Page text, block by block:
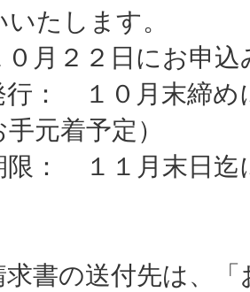
たします。
０月２２日にお申
行： １０月末締め
元着予定）
限： １１月末日迄
求書の送付先は、